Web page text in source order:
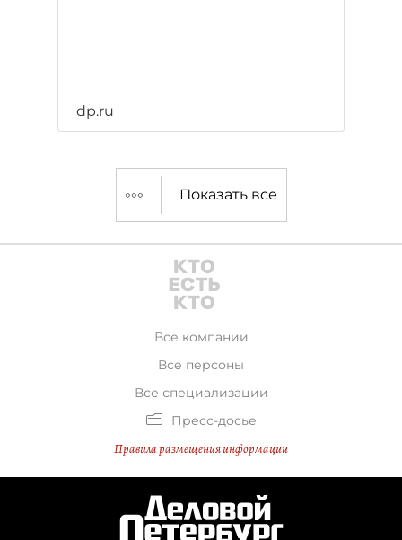
dp.ru
Показать все
Все компании
Все персоны
Все специализации
Пресс-досье
Правила размещения информации